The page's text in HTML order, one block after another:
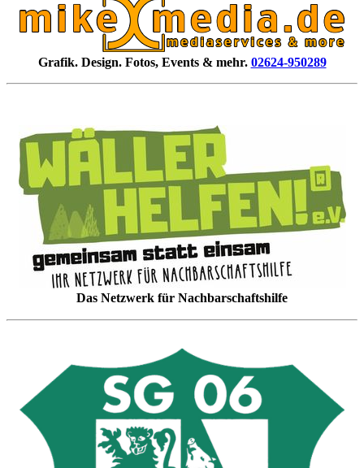
Grafik. Design. Fotos, Events & mehr. 02624-950289
Das Netzwerk für Nachbarschaftshilfe